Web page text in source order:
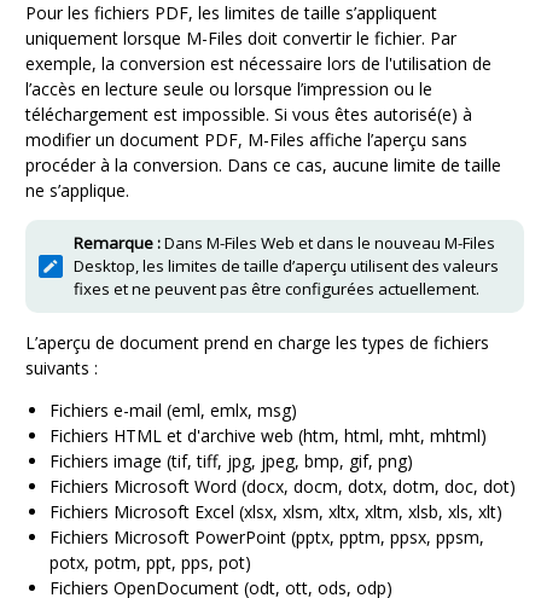
Pour les fichiers PDF, les limites de taille s’appliquent
uniquement lorsque M-Files doit convertir le fichier. Par
exemple, la conversion est nécessaire lors de l'utilisation de
l’accès en lecture seule ou lorsque l’impression ou le
téléchargement est impossible. Si vous êtes autorisé(e) à
modifier un document PDF, M-Files affiche l’aperçu sans
procéder à la conversion. Dans ce cas, aucune limite de taille
ne s’applique.
Remarque :Dans M-Files Web et dans le nouveau M-Files
Desktop, les limites de taille d’aperçu utilisent des valeurs
fixes et ne peuvent pas être configurées actuellement.
L’aperçu de document prend en charge les types de fichiers
suivants :
Fichiers e-mail (eml, emlx, msg)
Fichiers HTML et d'archive web (htm, html, mht, mhtml)
Fichiers image (tif, tiff, jpg, jpeg, bmp, gif, png)
Fichiers Microsoft Word (docx, docm, dotx, dotm, doc, dot)
Fichiers Microsoft Excel (xlsx, xlsm, xltx, xltm, xlsb, xls, xlt)
Fichiers Microsoft PowerPoint (pptx, pptm, ppsx, ppsm,
potx, potm, ppt, pps, pot)
Fichiers OpenDocument (odt, ott, ods, odp)